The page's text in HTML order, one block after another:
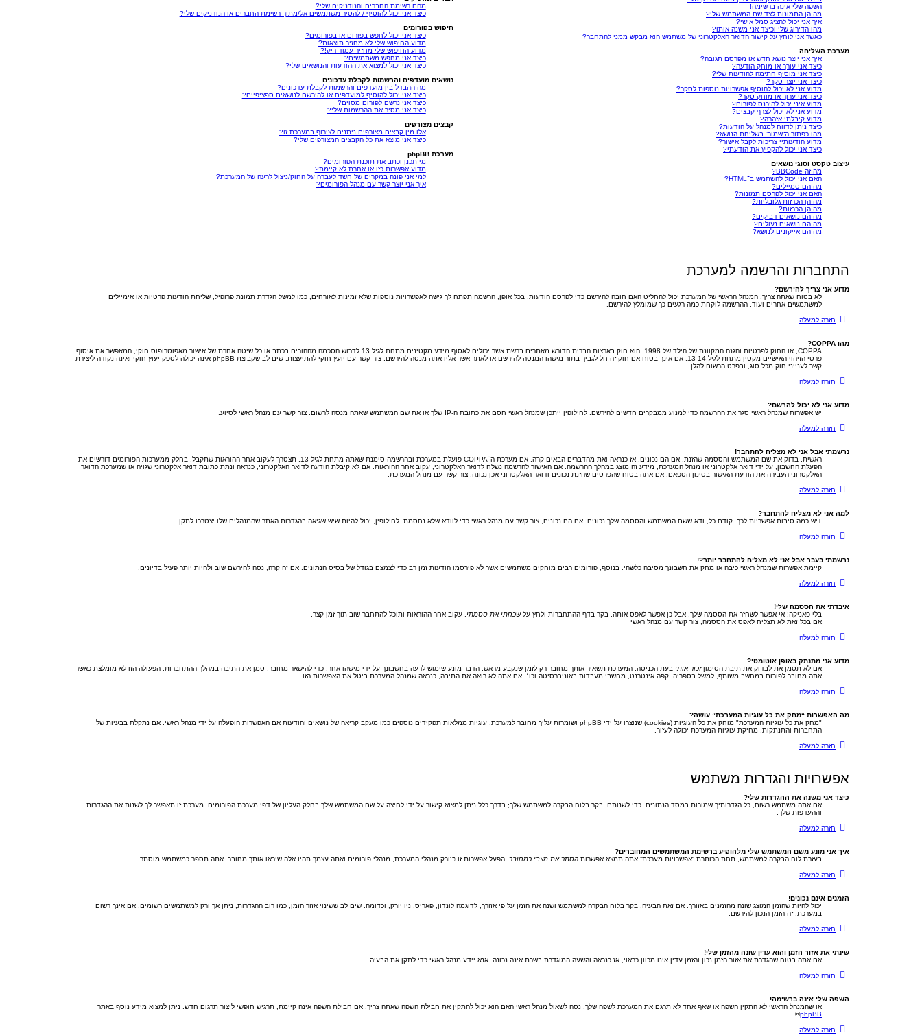
השפה שלי אינה ברשימה!
מה הן התמונות לצד שם המשתמש שלי?
איך אני יכול להציג סמל אישי?
מהו הדירוג שלי וכיצד אני משנה אותו?
כאשר אני לוחץ על קישור הדואר האלקטרוני של משתמש הוא מבקש ממני להתחבר?
מערכת השליחה
איך אני יוצר נושא חדש או מפרסם תגובה?
כיצד אני עורך או מוחק הודעה?
כיצד אני מוסיף חתימה להודעות שלי?
כיצד אני יוצר סקר?
מדוע אני לא יכול להוסיף אפשרויות נוספות לסקר?
כיצד אני ערוך או מוחק סקר?
מדוע איני יכול להיכנס לפורום?
מדוע אני לא יכול לצרף קבצים?
מדוע קיבלתי אזהרה?
כיצד ניתן לדווח למנהל על הודעות?
מהו כפתור ה“שמור” בשליחת הנושא?
מדוע הודעותיי צריכות לקבל אישור?
כיצד אני יכול להקפיץ את הודעתי?
עיצוב טקסט וסוגי נושאים
מה זה BBCode?
האם אני יכול להשתמש ב־HTML?
מה הם סמיילים?
האם אני יכול לפרסם תמונות?
מה הן הכרזות גלובליות?
מה הן הכרזות?
מה הם נושאים דביקים?
מה הם נושאים נעולים?
מה הם אייקונים לנושא?
מהם רשימת החברים והנודניקים שלי?
כיצד אני יכול להוסיף / להסיר משתמשים אל/מתוך רשימת החברים או הנודניקים שלי?
חיפוש בפורומים
כיצד אני יכול לחפש בפורום או בפורומים?
מדוע החיפוש שלי לא מחזיר תוצאות?
מדוע החיפוש שלי מחזיר עמוד ריק!?
כיצד אני מחפש משתמשים?
כיצד אני יכול למצוא את ההודעות והנושאים שלי?
נושאים מועדפים והרשמות לקבלת עדכונים
מה ההבדל בין מועדפים והרשמות לקבלת עדכונים?
כיצד אני יכול להוסיף למועדפים או להירשם לנושאים ספציפיים?
כיצד אני נרשם לפורום מסוים?
כיצד אני מסיר את ההרשמות שלי?
קבצים מצורפים
אלו מין קבצים מצורפים ניתנים לצירוף במערכת זו?
כיצד אני מוצא את כל הקבצים המצורפים שלי?
מערכת phpBB
מי תכנן וכתב את תוכנת הפורומים?
מדוע אפשרות כזו או אחרת לא קיימת?
למי אני פונה במקרים של חשד לעברה על החוק/ניצול לרעה של המערכת?
איך אני יוצר קשר עם מנהל הפורומים?
התחברות והרשמה למערכת
מדוע אני צריך להירשם?
לא בטוח שאתה צריך. המנהל הראשי של המערכת יכול להחליט האם חובה להירשם כדי לפרסם הודעות. בכל אופן, הרשמה תפתח לך גישה לאפשרויות נוספות שלא זמינות לאורחים, כמו למשל הגדרת תמונת פרופיל, שליחת הודעות פרטיות או אימיילים
למשתמשים אחרים ועוד. ההרשמה לוקחת כמה רגעים כך שמומלץ להירשם.
חזרה למעלה
מהו COPPA?
COPPA, או החוק לפרטיות והגנה המקוונת של הילד של 1998, הוא חוק בארצות הברית הדורש מאתרים ברשת אשר יכולים לאסוף מידע מקטינים מתחת לגיל 13 לדרוש הסכמה מההורים בכתב או כל שיטה אחרת של אישור מאפוטרופוס חוקי, המאפשר את איסוף
פרטי הזיהוי האישיים מקטין מתחת לגיל 14 13. אם אינך בטוח אם חוק זה חל לגביך בתור מישהו המנסה להירשם או לאתר אשר אליו אתה מנסה להירשם, צור קשר עם יועץ חוקי להתיעצות. שים לב שקבוצת phpBB אינה יכולה לספק יעוץ חוקי ואינה נקודה ליצירת
קשר לענייני חוק מכל סוג, ובפרט הרשום להלן.
חזרה למעלה
מדוע אני לא יכול להרשם?
יש אפשרות שמנהל ראשי סגר את ההרשמה כדי למנוע ממבקרים חדשים להירשם. לחילופין ייתכן שמנהל ראשי חסם את כתובת ה-IP שלך או את שם המשתמש שאתה מנסה לרשום. צור קשר עם מנהל ראשי לסיוע.
חזרה למעלה
נרשמתי אבל אני לא מצליח להתחבר!
ראשית, בדוק את שם המשתמש והססמה שהזנת. אם הם נכונים, אז כנראה ואת מהדברים הבאים קרה. אם מערכת ה־COPPA פועלת במערכת ובהרשמה סימנת שאתה מתחת לגיל 13, תצטרך לעקוב אחר ההוראות שתקבל. בחלק ממערכות הפורומים דורשים את
הפעלת החשבון, על ידי דואר אלקטרוני או מנהל המערכת; מידע זה מוצג במהלך ההרשמה. אם האישור להרשמה נשלח לדואר האלקטרוני, עקוב אחר ההוראות. אם לא קיבלת הודעה לדואר האלקטרוני, כנראה ונתת כתובת דואר אלקטרוני שגויה או שמערכת הדואר
האלקטרוני העבירה את הודעת האישור בסינון הספאם. אם אתה בטוח שהפרטים שהזנת נכונים ודואר האלקטרוני אכן נכונה, צור קשר עם מנהל המערכת.
חזרה למעלה
למה אני לא מצליח להתחבר?
Tיש כמה סיבות אפשריות לכך. קודם כל, ודא ששם המשתמש והססמה שלך נכונים. אם הם נכונים, צור קשר עם מנהל ראשי כדי לוודא שלא נחסמת. לחילופין, יכול להיות שיש שגיאה בהגדרות האתר שהמנהלים שלו יצטרכו לתקן.
חזרה למעלה
נרשמתי בעבר אבל אני לא מצליח להתחבר יותר?!
קיימת אפשרות שמנהל ראשי כיבה או מחק את חשבונך מסיבה כלשהי. בנוסף, פורומים רבים מוחקים משתמשים אשר לא פירסמו הודעות זמן רב כדי לצמצם בגודל של בסיס הנתונים. אם זה קרה, נסה להירשם שוב ולהיות יותר פעיל בדיונים.
חזרה למעלה
איבדתי את הססמה שלי!
בלי פאניקה! אי אפשר לשחזר את הססמה שלך, אבל כן אפשר לאפס אותה. בקר בדף ההתחברות ולחץ עלשכחתי את ססמתי. עקוב אחר ההוראות ותוכל להתחבר שוב תוך זמן קצר.
אם בכל זאת לא תצליח לאפס את הססמה, צור קשר עם מנהל ראשי
חזרה למעלה
מדוע אני מתנתק באופן אוטומטי?
אם לא תסמן את לבדוק את תיבת הסימוןזכור אותי בעת הכניסה, המערכת תשאיר אותך מחובר רק לזמן שנקבע מראש. הדבר מונע שימוש לרעה בחשבונך על ידי מישהו אחר. כדי להישאר מחובר, סמן את התיבה במהלך ההתחברות. הפעולה הזו לא מומלצת כאשר
אתה מחובר לפורום במחשב משותף, למשל בספריה, קפה אינטרנט, מחשבי מעבדות באוניברסיטה וכו׳. אם אתה לא רואה את התיבה, כנראה שמנהל המערכת ביטל את האפשרות הזו.
חזרה למעלה
מה האפשרות “מחק את כל עוגיות המערכת” עושה?
"מחק את כל עוגיות המערכת" מוחק את כל העוגיות (cookies) שנוצרו על ידי phpBB ושומרות עליך מחובר למערכת. עוגיות ממלאות תפקידים נוספים כמו מעקב קריאה של נושאים והודעות אם האפשרות הופעלה על ידי מנהל ראשי. אם נתקלת בבעיות של
התחברות והתנתקות, מחיקת עוגיות המערכת יכולה לעזור.
חזרה למעלה
אפשרויות והגדרות משתמש
כיצד אני משנה את ההגדרות שלי?
אם אתה משתמש רשום, כל הגדרותיך שמורות במסד הנתונים. כדי לשנותם, בקר בלוח הבקרה למשתמש שלך; בדרך כלל ניתן למצוא קישור על ידי לחיצה על שם המשתמש שלך בחלק העליון של דפי מערכת הפורומים. מערכת זו תאפשר לך לשנות את ההגדרות
וההעדפות שלך.
חזרה למעלה
איך אני מונע משם המשתמש שלי מלהופיע ברשימת המשתמשים המחוברים?
בעזרת לוח הבקרה למשתמש, תחת הכותרת “אפשרויות מערכת”,אתה תמצא אפשרות הסתר את מצבי כמחובר. הפעל אפשרות זו כןורק מנהלי המערכת, מנהלי פורומים ואתה עצמך תהיו אלה שיראו אותך מחובר. אתה תספר כמשתמש מוסתר.
חזרה למעלה
הזמנים אינם נכונים!
יכול להיות שהזמן המוצג שונה מהזמנים באזורך. אם זאת הבעיה, בקר בלוח הבקרה למשתמש ושנה את הזמן על פי אזורך, לדוגמה לונדון, פאריס, ניו יורק, וכדומה. שים לב ששינוי אזור הזמן, כמו רוב ההגדרות, ניתן אך ורק למשתמשים רשומים. אם אינך רשום
במערכת, זה הזמן הנכון להירשם.
חזרה למעלה
שינתי את אזור הזמן והוא עדין שונה מהזמן שלי!
אם אתה בטוח שהגדרת את אזור הזמן נכון והזמן עדין אינו מכוון כראוי, אז כנראה והשעה המוגדרת בשרת אינה נכונה. אנא יידע מנהל ראשי כדי לתקן את הבעיה
חזרה למעלה
השפה שלי אינה ברשימה!
או שהמנהל הראשי לא התקין השפה או שאף אחד לא תרגם את המערכת לשפה שלך. נסה לשאול מנהל ראשי האם הוא יכול להתקין את חבילת השפה שאתה צריך. אם חבילת השפה אינה קיימת, תרגיש חופשי ליצור תרגום חדש. ניתן למצוא מידע נוסף באתר
phpBB
®.
חזרה למעלה